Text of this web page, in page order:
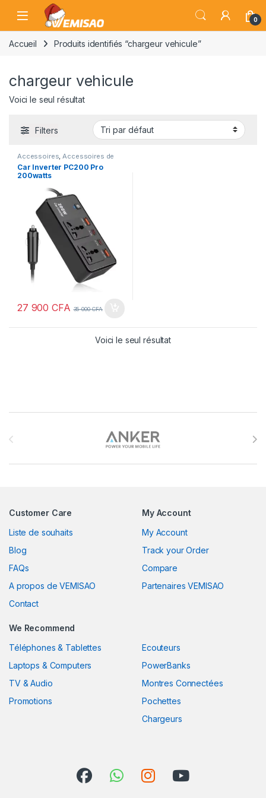
Skip to navigation
Skip to content
Open 0
Accueil Produits identifiés “chargeur vehicule”
chargeur vehicule
Voici le seul résultat
Filters
Accessoires Accessoires de
Véhicule Chargeurs
Electronique pour Véhicule
Gadgets & Accessoires
Car Inverter PC200 Pro
200watts
27 900CFA 35 000CFA
Voici le seul résultat
Customer Care
Liste de souhaits
Blog
FAQs
A propos de VEMISAO
Contact
My Account
My Account
Track your Order
Compare
Partenaires VEMISAO
We Recommend
Téléphones & Tablettes
Laptops & Computers
TV & Audio
Promotions
Ecouteurs
PowerBanks
Montres Connectées
Pochettes
Chargeurs